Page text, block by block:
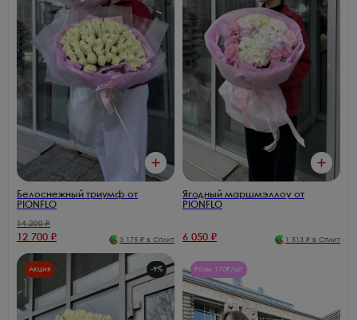
Белоснежный триумф от
PIONFLO
14 200₽
12 700 ₽ 3 175 ₽ в Сплит
Ягодный маршмэллоу от
PIONFLO
6 050 ₽ 1 513 ₽ в Сплит
Акция -9% Розы 170₽/шт